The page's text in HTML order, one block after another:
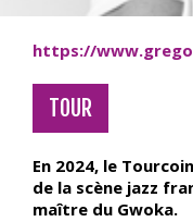
https://
TOUR
En 2024, le
de la scène jazz
maître du Gwoka.